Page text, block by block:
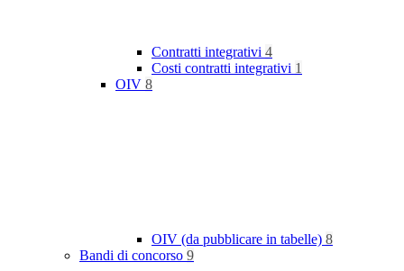
Contratti integrativi 4
Costi contratti integrativi 1
OIV 8
OIV (da pubblicare in tabelle) 8
Bandi di concorso 9